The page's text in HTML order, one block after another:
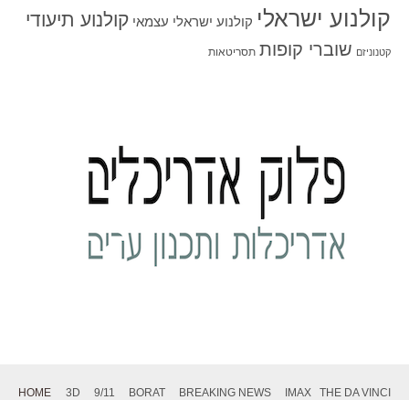
קולנוע ישראלי קולנוע ישראלי עצמאי קולנוע תיעודי
קטנוניזם שוברי קופות תסריטאות
HOME 3D 9/11 BORAT BREAKING NEWS IMAX THE DA VINCI